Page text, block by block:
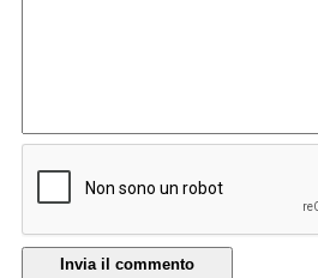
Invia il commento